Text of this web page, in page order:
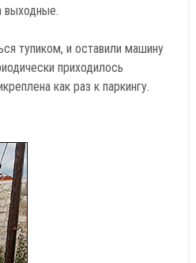
выходные.
тупиком, и оставили машину
приходилось
как раз к паркингу.